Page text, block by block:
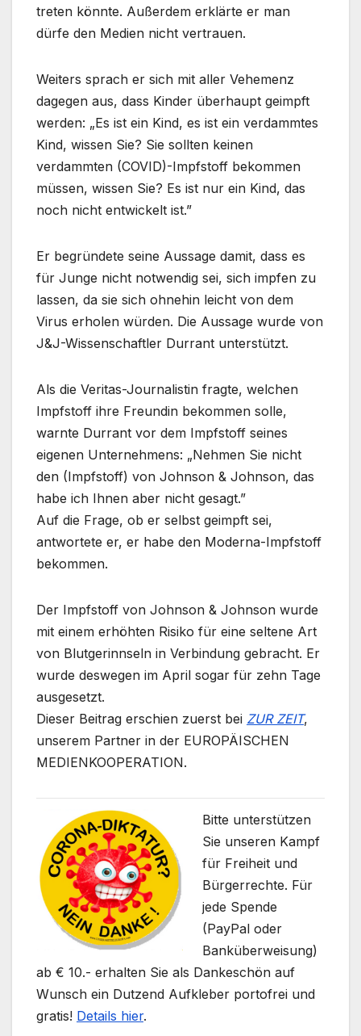
treten könnte. Außerdem erklärte er man
dürfe den Medien nicht vertrauen.
Weiters sprach er sich mit aller Vehemenz
dagegen aus, dass Kinder überhaupt geimpft
werden: „Es ist ein Kind, es ist ein verdammtes
Kind, wissen Sie? Sie sollten keinen
verdammten (COVID)-Impfstoff bekommen
müssen, wissen Sie? Es ist nur ein Kind, das
noch nicht entwickelt ist.”
Er begründete seine Aussage damit, dass es
für Junge nicht notwendig sei, sich impfen zu
lassen, da sie sich ohnehin leicht von dem
Virus erholen würden. Die Aussage wurde von
J&J-Wissenschaftler Durrant unterstützt.
Als die Veritas-Journalistin fragte, welchen
Impfstoff ihre Freundin bekommen solle,
warnte Durrant vor dem Impfstoff seines
eigenen Unternehmens: „Nehmen Sie nicht
den (Impfstoff) von Johnson & Johnson, das
habe ich Ihnen aber nicht gesagt.”
Auf die Frage, ob er selbst geimpft sei,
antwortete er, er habe den Moderna-Impfstoff
bekommen.
Der Impfstoff von Johnson & Johnson wurde
mit einem erhöhten Risiko für eine seltene Art
von Blutgerinnseln in Verbindung gebracht. Er
wurde deswegen im April sogar für zehn Tage
ausgesetzt.
Dieser Beitrag erschien zuerst bei ZUR ZEIT,
unserem Partner in der EUROPÄISCHEN
MEDIENKOOPERATION.
Bitte unterstützen
Sie unseren Kampf
für Freiheit und
Bürgerrechte. Für
jede Spende
(PayPal oder
Banküberweisung)
ab € 10.- erhalten Sie als Dankeschön auf
Wunsch ein Dutzend Aufkleber portofrei und
gratis! Details hier.